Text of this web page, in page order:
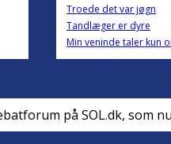
Troede det var jøgn
Tandlæger er dyre
Min veninde taler kun
på SOL.dk, som